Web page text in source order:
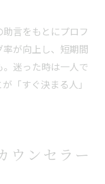
言をもとにプロフ
が向上し、短期間
迷った時は一人で
「すぐ決まる人」
ウンセラー